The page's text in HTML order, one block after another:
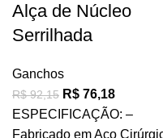
Alça de Núcleo
Serrilhada
Ganchos
R$92,15 R$ 76,18
ESPECIFICAÇÃO: –
Fabricado em Aço